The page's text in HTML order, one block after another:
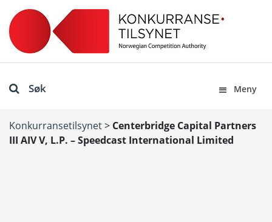
Søk Meny
Konkurransetilsynet> Centerbridge Capital Partners
III AIV V, L.P. – Speedcast International Limited